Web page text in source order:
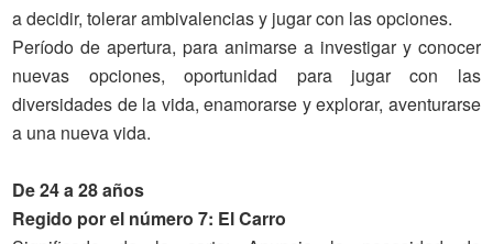
a decidir, tolerar ambivalencias y jugar con las opciones.
Período de apertura, para animarse a investigar y conocer
nuevas opciones, oportunidad para jugar con las
diversidades de la vida, enamorarse y explorar, aventurarse
a una nueva vida.
De 24 a 28 años
Regido por el número 7: El Carro